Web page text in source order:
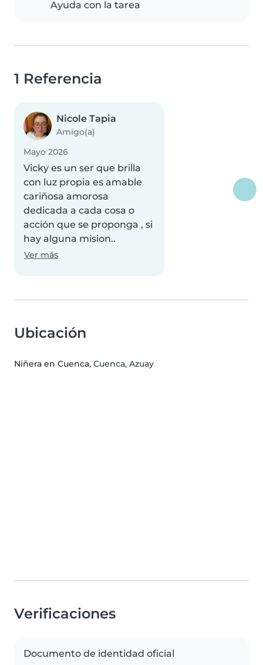
Ayuda con la tarea
1 Referencia
Nicole Tapia
Amigo(a)
Mayo 2026
Vicky es un ser que brilla
con luz propia es amable
cariñosa amorosa
dedicada a cada cosa o
acción que se proponga , si
hay alguna mision..
Ver más
Ubicación
Niñera en Cuenca, Cuenca, Azuay
Verificaciones
Documento de identidad oficial